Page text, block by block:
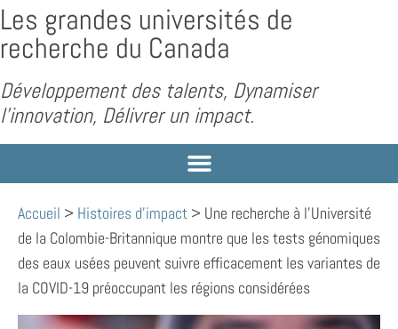
Les grandes universités de
recherche du Canada
Développement des talents, Dynamiser
l’innovation, Délivrer un impact.
Accueil > Histoires d'impact > Une recherche à l’Université
de la Colombie-Britannique montre que les tests génomiques
des eaux usées peuvent suivre efficacement les variantes de
la COVID-19 préoccupant les régions considérées